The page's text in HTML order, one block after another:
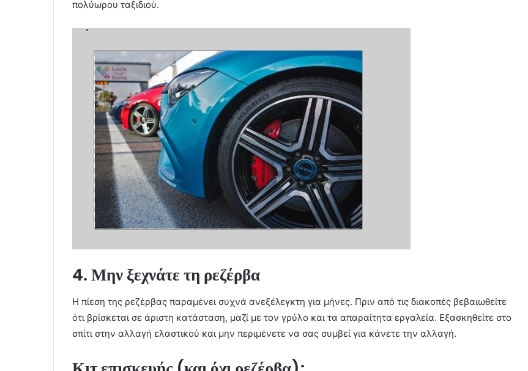
πολύωρου ταξιδιού.
4. Μην ξεχνάτε τη ρεζέρβα
Η πίεση της ρεζέρβας παραμένει συχνά ανεξέλεγκτη για μήνες. Πριν από τις διακοπές βεβαιωθείτε
ότι βρίσκεται σε άριστη κατάσταση, μαζί με τον γρύλο και τα απαραίτητα εργαλεία. Εξασκηθείτε στο
σπίτι στην αλλαγή ελαστικού και μην περιμένετε να σας συμβεί για κάνετε την αλλαγή.